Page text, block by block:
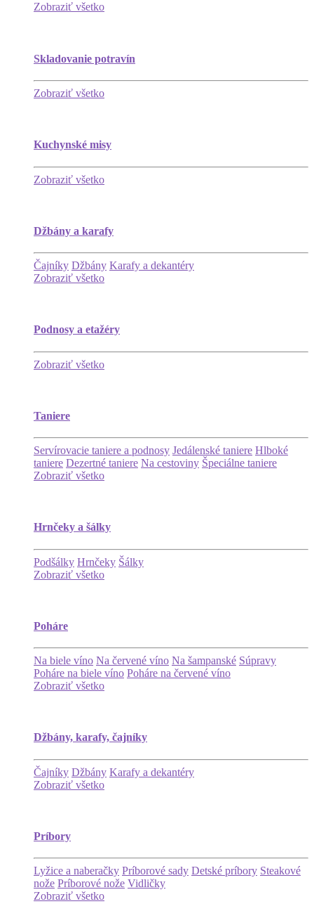
Zobraziť všetko
Skladovanie potravín
Zobraziť všetko
Kuchynské misy
Zobraziť všetko
Džbány a karafy
Čajníky Džbány Karafy a dekantéry
Zobraziť všetko
Podnosy a etažéry
Zobraziť všetko
Taniere
Servírovacie taniere a podnosy Jedálenské taniere Hlboké
taniere Dezertné taniere Na cestoviny Špeciálne taniere
Zobraziť všetko
Hrnčeky a šálky
Podšálky Hrnčeky Šálky
Zobraziť všetko
Poháre
Na biele víno Na červené víno Na šampanské Súpravy
Poháre na biele víno Poháre na červené víno
Zobraziť všetko
Džbány, karafy, čajníky
Čajníky Džbány Karafy a dekantéry
Zobraziť všetko
Príbory
Lyžice a naberačky Príborové sady Detské príbory Steakové
nože Príborové nože Vidličky
Zobraziť všetko